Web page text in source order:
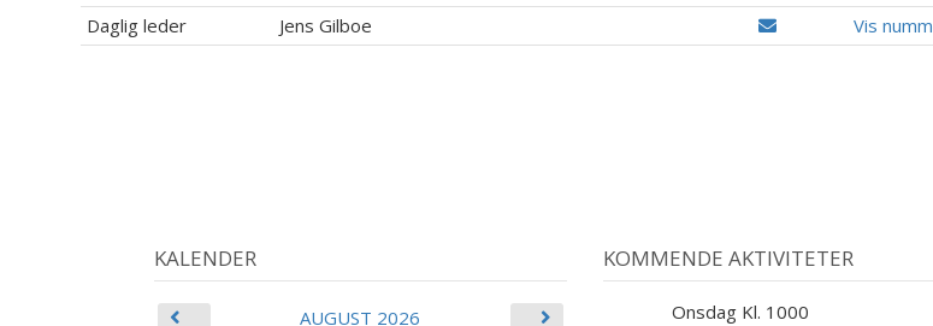
Daglig leder
Jens Gilboe Vis
KALENDER
AUGUST 2026
KOMMENDE AKTIVITETER
Onsdag Kl. 1000